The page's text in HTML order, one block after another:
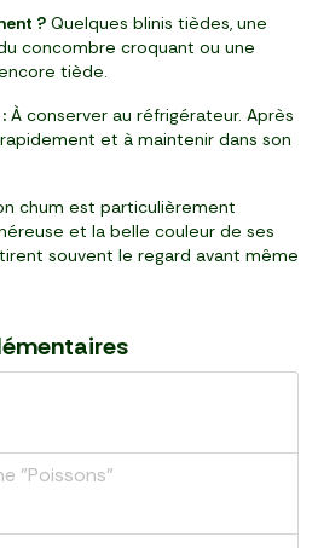
? Quelques blinis tièdes, une
concombre croquant ou une
tiède.
À conserver au réfrigérateur. Après
et à maintenir dans son
chum est particulièrement
et la belle couleur de ses
souvent le regard avant même
"Poissons"